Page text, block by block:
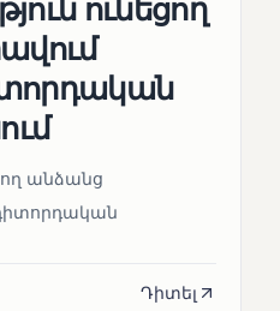
ունեցող
անձանց
Դիտել